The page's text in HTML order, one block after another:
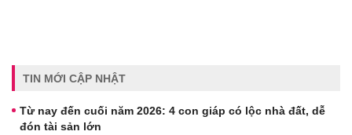
TIN MỚI CẬP NHẬT
Từ nay đến cuối năm 2026: 4 con giáp có lộc nhà đất, dễ
đón tài sản lớn